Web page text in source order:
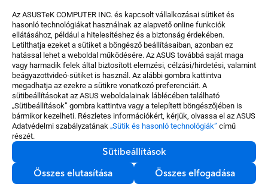
Az ASUSTeK COMPUTER INC. és kapcsolt vállalkozásai sütiket és
hasonló technológiákat használnak az alapvető online funkciók
ellátásához, például a hitelesítéshez és a biztonság érdekében.
Letilthatja ezeket a sütiket a böngésző beállításaiban, azonban ez
hatással lehet a weboldal működésére. Az ASUS továbbá saját maga
vagy harmadik felek által biztosított elemzési, célzási/hirdetési, valamint
beágyazottvideó-sütiket is használ. Az alábbi gombra kattintva
megadhatja az ezekre a sütikre vonatkozó preferenciáit. A
sütibeállításokat az ASUS weboldalainak láblécében található
„Sütibeállítások” gombra kattintva vagy a telepített böngészőjében is
bármikor kezelheti. Részletes információkért, kérjük, olvassa el az ASUS
Adatvédelmi szabályzatának „Sütik és hasonló technológiák” című
részét.
Sütibeállítások
Összes elutasítása
Összes elfogadása
Ingyenes szállítás
Ingyenes szállítás 3 munkanapon belül, ami előrendelés esetén
ettől eltérhet.
Segítség a vásárláshoz
Keress minket bármikor emailen, vagy telefonon keresztül
Biztonságos fizetés
Titkosítás a fizetés biztonsága érdekében
Termékek